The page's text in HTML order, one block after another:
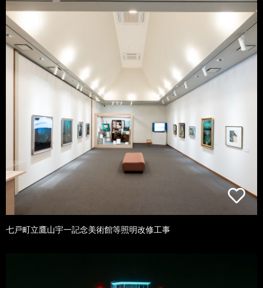
七戸町立鷹山宇一記念美術館等照明改修工事